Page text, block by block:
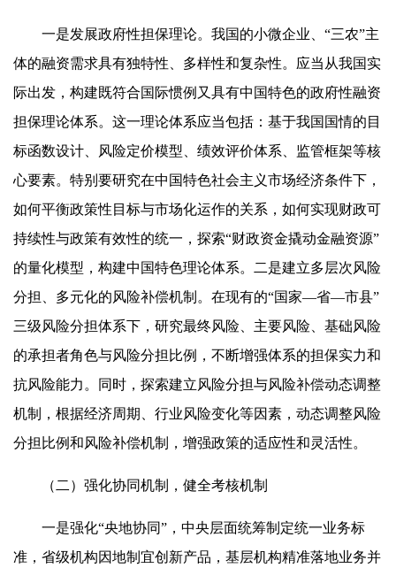
一是发展政府性担保理论。我国的小微企业、“三农”主
体的融资需求具有独特性、多样性和复杂性。应当从我国实
际出发，构建既符合国际惯例又具有中国特色的政府性融资
担保理论体系。这一理论体系应当包括：基于我国国情的目
标函数设计、风险定价模型、绩效评价体系、监管框架等核
心要素。特别要研究在中国特色社会主义市场经济条件下，
如何平衡政策性目标与市场化运作的关系，如何实现财政可
持续性与政策有效性的统一，探索“财政资金撬动金融资源”
的量化模型，构建中国特色理论体系。二是建立多层次风险
分担、多元化的风险补偿机制。在现有的“国家—省—市县”
三级风险分担体系下，研究最终风险、主要风险、基础风险
的承担者角色与风险分担比例，不断增强体系的担保实力和
抗风险能力。同时，探索建立风险分担与风险补偿动态调整
机制，根据经济周期、行业风险变化等因素，动态调整风险
分担比例和风险补偿机制，增强政策的适应性和灵活性。
（二）强化协同机制，健全考核机制
一是强化“央地协同”，中央层面统筹制定统一业务标
准，省级机构因地制宜创新产品，基层机构精准落地业务并